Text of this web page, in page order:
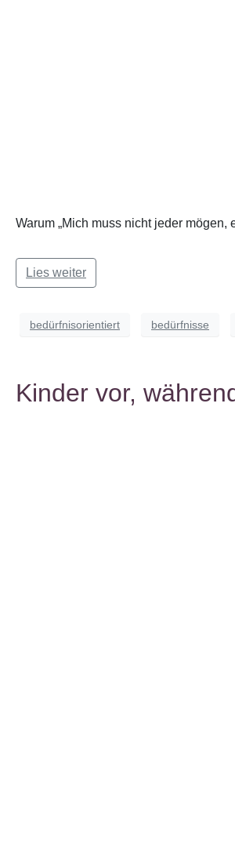
Warum „Mich muss nicht jeder
Lies weiter
bedürfnisorientiert bedürfnisse
Kinder vor,